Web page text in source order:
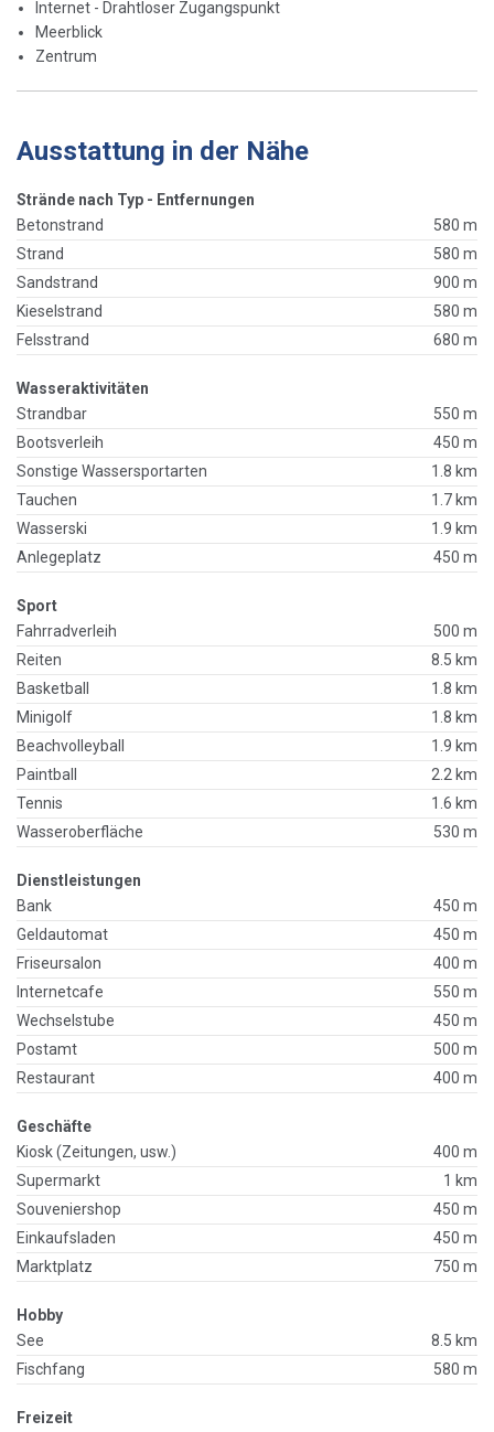
Internet - Drahtloser Zugangspunkt
Meerblick
Zentrum
Ausstattung in der Nähe
Strände nach Typ - Entfernungen
Betonstrand
580 m
Strand
580 m
Sandstrand
900 m
Kieselstrand
580 m
Felsstrand
680 m
Wasseraktivitäten
Strandbar
550 m
Bootsverleih
450 m
Sonstige Wassersportarten
1.8 km
Tauchen
1.7 km
Wasserski
1.9 km
Anlegeplatz
450 m
Sport
Fahrradverleih
500 m
Reiten
8.5 km
Basketball
1.8 km
Minigolf
1.8 km
Beachvolleyball
1.9 km
Paintball
2.2 km
Tennis
1.6 km
Wasseroberfläche
530 m
Dienstleistungen
Bank
450 m
Geldautomat
450 m
Friseursalon
400 m
Internetcafe
550 m
Wechselstube
450 m
Postamt
500 m
Restaurant
400 m
Geschäfte
Kiosk (Zeitungen, usw.)
400 m
Supermarkt
1 km
Souveniershop
450 m
Einkaufsladen
450 m
Marktplatz
750 m
Hobby
See
8.5 km
Fischfang
580 m
Freizeit